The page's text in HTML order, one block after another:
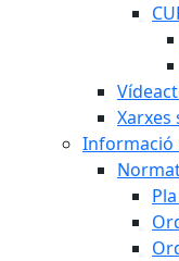
Xarxes
Informació